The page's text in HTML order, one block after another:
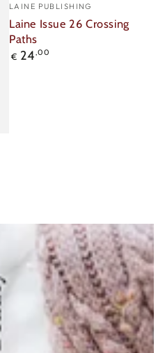
LAINE PUBLISHING
Laine Issue 26 Crossing
Paths
Regulärer
€ 24,00